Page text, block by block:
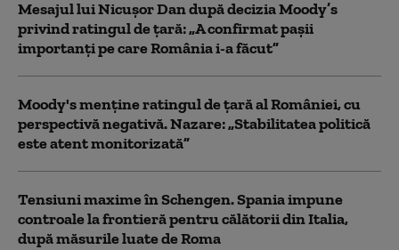
Mesajul lui Nicușor Dan după decizia Moody’s
privind ratingul de țară: „A confirmat pașii
importanți pe care România i-a făcut”
Moody's menține ratingul de țară al României, cu
perspectivă negativă. Nazare: „Stabilitatea politică
este atent monitorizată”
Tensiuni maxime în Schengen. Spania impune
controale la frontieră pentru călătorii din Italia,
după măsurile luate de Roma